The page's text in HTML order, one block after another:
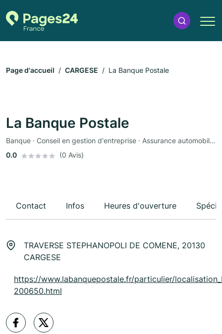
Page d'accueil CARGESE La Banque Postale
La Banque Postale
Banque · Conseil en gestion d'entreprise · Assurance automobile · Assurance
0.0
(0 Avis)
Contact Infos Heures d'ouverture
TRAVERSE STEPHANOPOLI DE COMENE, 20130
CARGESE
https://www.labanquepostale.fr/particulier/
200650.html